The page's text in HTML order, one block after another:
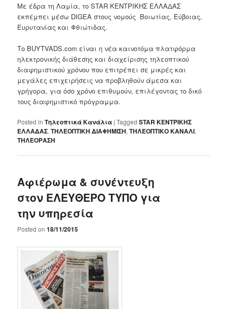
Με έδρα τη Λαμία, το STAR ΚΕΝΤΡΙΚΗΣ ΕΛΛΑΔΑΣ
εκπέμπει μέσω DIGEΑ στους νομούς Βοιωτίας, Εύβοιας,
Ευρυτανίας και Φθιώτιδας.
Το BUYTVADS.com είναι η νέα καινοτόμα πλατφόρμα
ηλεκτρονικής διάθεσης και διαχείρισης τηλεοπτικού
διαφημιστικού χρόνου που επιτρέπει σε μικρές και
μεγάλες επιχειρήσεις να προβληθούν άμεσα και
γρήγορα, για όσο χρόνο επιθυμούν, επιλέγοντας το δικό
τους διαφημιστικό πρόγραμμα.
Posted in Τηλεοπτικά Κανάλια |Tagged STAR ΚΕΝΤΡΙΚΗΣ
ΕΛΛΑΔΑΣ,ΤΗΛΕΟΠΤΙΚΗ ΔΙΑΦΗΜΙΣΗ,ΤΗΛΕΟΠΤΙΚΟ ΚΑΝΑΛΙ,
ΤΗΛΕΟΡΑΣΗ
Αφιέρωμα & συνέντευξη
στον ΕΛΕΥΘΕΡΟ ΤΥΠΟ για
την υπηρεσία
Posted on18/11/2015